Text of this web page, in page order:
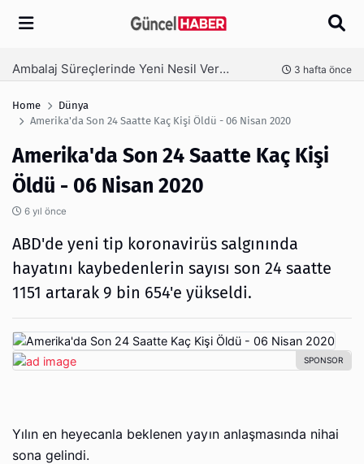
Arama
Ambalaj Süreçlerinde Yeni Nesil Verimliliği Olimpack ile Yakalayın 3 hafta önce
Home
Dünya
Amerika'da Son 24 Saatte Kaç Kişi Öldü - 06 Nisan 2020
Amerika'da Son 24 Saatte Kaç Kişi
Öldü - 06 Nisan 2020
6 yıl önce
ABD'de yeni tip koronavirüs salgınında
hayatını kaybedenlerin sayısı son 24 saatte
1151 artarak 9 bin 654'e yükseldi.
Yılın en heyecanla beklenen yayın anlaşmasında nihai
sona gelindi.